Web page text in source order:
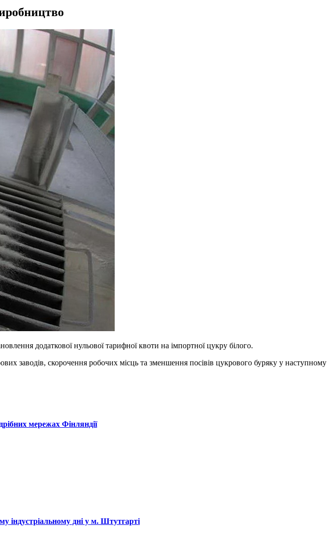
додаткової нульової тарифної квоти на імпортної цукру білого.
заводів, скорочення робочих місць та зменшення посівів цукрового буряку у наступному
мережах Фінляндії
індустріальному дні у м. Штутгарті